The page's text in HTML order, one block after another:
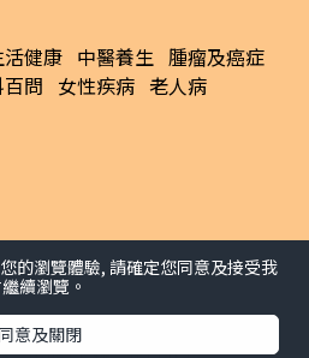
活健康 中醫養生 腫瘤及癌症
問 女性疾病 老人病
中國/國際
的瀏覽體驗, 請確定您同意及接受我
續瀏覽。
同意及關閉